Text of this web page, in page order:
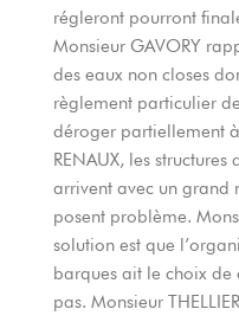
régleront pourront
Monsieur GAVORY
des eaux non closes
règlement particulier
déroger partiellement
RENAUX, les
arrivent avec un grand
posent problème.
solution est que
barques ait le choix de
pas. Monsieur